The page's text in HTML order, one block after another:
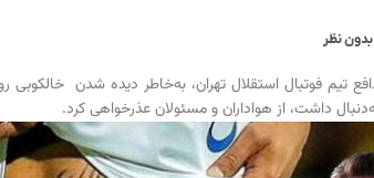
بدون نظر
تیم فوتبال استقلال تهران، به‌خاطر دیده شدن خالکوبی
داشت، از هواداران و مسئولان عذرخواهی کرد.